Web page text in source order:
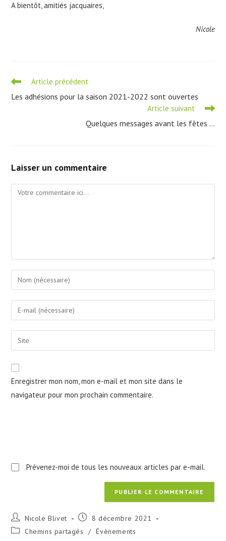
A bientôt, amitiés jacquaires,
Nicole
Read
articles
Article précédent
Les adhésions pour la saison 2021-2022 sont ouvertes
Article suivant
Quelques messages avant les fêtes …
Laisser un commentaire
Comment
Enter
your
name
comment
Enter
your
email
address
Saisir
l’URL
votre
site
(facultatif)
Enregistrer mon nom, mon e-mail et mon site dans le
navigateur pour mon prochain commentaire.
Prévenez-moi de tous les nouveaux articles par e-mail.
Auteur/autrice
de
la
Nicole Blivet
Publication
publiée :
8 décembre 2021
Post Chemins partagés / Évènements